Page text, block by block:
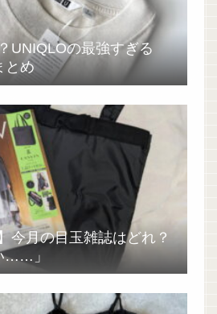
UNIQLOの最強すぎる
とめ
今月の目玉雑誌はどれ？
……」